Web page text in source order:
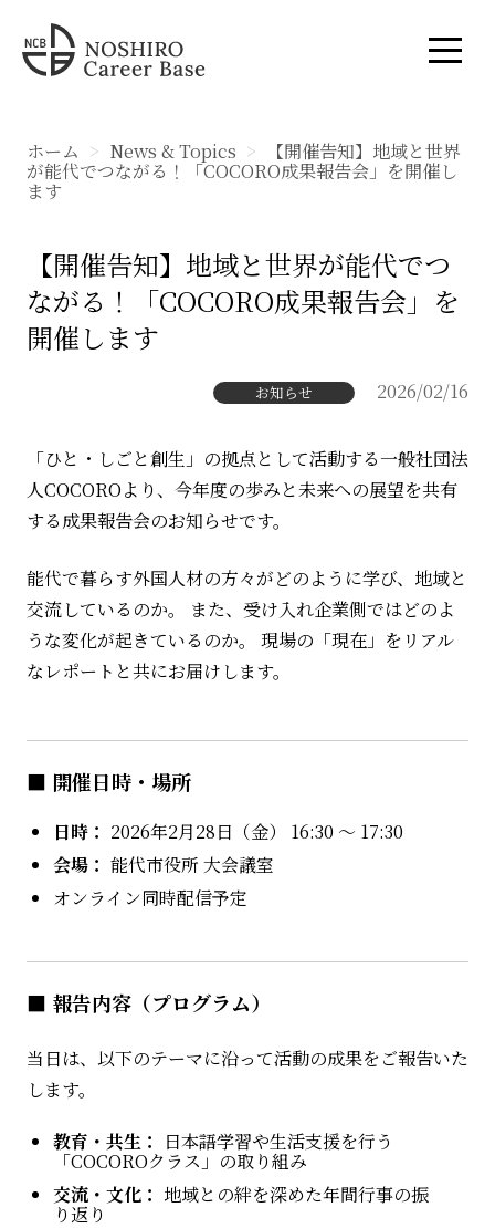
ホーム News & Topics 【開催告知】地域と世界
が能代でつながる！「COCORO成果報告会」を開催し
ます
【開催告知】地域と世界が能代でつ
ながる！「COCORO成果報告会」を
開催します
お知らせ 2026/02/16
「ひと・しごと創生」の拠点として活動する一般社団法
人COCOROより、今年度の歩みと未来への展望を共有
する成果報告会のお知らせです。
能代で暮らす外国人材の方々がどのように学び、地域と
交流しているのか。 また、受け入れ企業側ではどのよ
うな変化が起きているのか。 現場の「現在」をリアル
なレポートと共にお届けします。
■ 開催日時・場所
日時： 2026年2月28日（金） 16:30 ～ 17:30
会場： 能代市役所 大会議室
オンライン同時配信予定
■ 報告内容（プログラム）
当日は、以下のテーマに沿って活動の成果をご報告いた
します。
教育・共生： 日本語学習や生活支援を行う
「COCOROクラス」の取り組み
交流・文化： 地域との絆を深めた年間行事の振
り返り